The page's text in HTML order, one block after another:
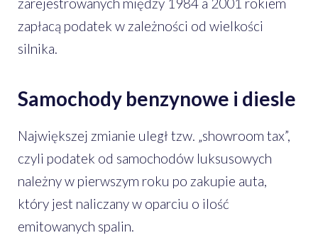
zapłacą podatek w zależności od wielkości
silnika.
Samochody benzynowe i diesle
Największej zmianie uległ tzw. „showroom tax”,
czyli podatek od samochodów luksusowych
należny w pierwszym roku po zakupie auta,
który jest naliczany w oparciu o ilość
emitowanych spalin.